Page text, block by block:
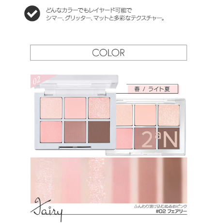
シル、（ジメチコン／ビニルジメチコン）クロスポリマー、ナイロン
－１２、（セバシン酸／イソパルミチン酸）ジグリセリル、ホウケイ
酸（Ｃａ／Ａｌ）、セスキイソステアリン酸ソルビタン、ミリスチン
ス、プロパンジオール、シリカ、カオリン、トコフェロール、酸化ス
ズ、タルク、オクテニルコハク酸デンプンＡｌ、窒化ホウ素、ステア
ン、リンゴ酸ジイソステアリル、ステアリン酸Ｍｇ、水添レシチン、
水酸化Ａｌ、トリエトキシカプリリルシラン、マルトデキストリン、
カルミン、酸化鉄、オクチルドデカノール、トリ（カプリル酸／カプ
リン酸）グリセリル、ステアリン酸ジメチコノール、メチコン、マカ
デミア種子油、炭酸Ｃａ、ラウロイルリシン、マンガンバイオレッ
ト、赤２２６、グンジョウ、銀
★10：ジメチコン、マイカ、合成フルオロフロゴパイト、酸化チタ
ン、メタクリル酸メチルクロスポリマー、ホウケイ酸（Ｃａ／チタ
ン）、ジエチルヘキサン酸ネオペンチルグリコール、ラウリン酸ヘキ
シル、（ジメチコン／ビニルジメチコン）クロスポリマー、ナイロン
－１２、（セバシン酸／イソパルミチン酸）ジグリセリル、セスキイ
ソステアリン酸ソルビタン、ミリスチン酸Ｍｇ、メチルプロパンジオ
ール、ヘキサ（ヒドロキシステアリン酸／ステアリン酸／ロジン酸）
ジペンタエリスリチル、プロパンジオール、合成ワックス、水添レ
シチン、トコフェロール、酸化スズ、酸化鉄、タルク、シリカ、ステ
アロイルオキシステアリン酸オクチルドデシル、フェニルトリメチコ
ン、マカデミア種子油、トリエトキシカプリリルシラン、リンゴ酸ジ